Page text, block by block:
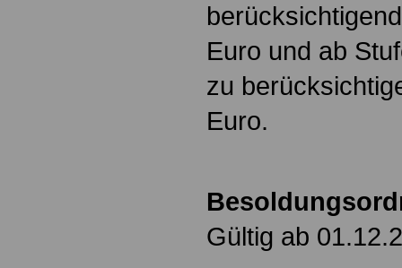
Euro und ab
zu
Euro.
Gültig ab